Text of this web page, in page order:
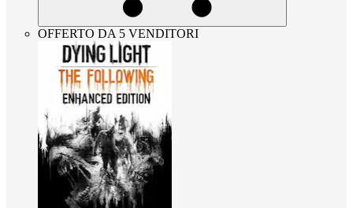
OFFERTO DA 5 VENDITORI